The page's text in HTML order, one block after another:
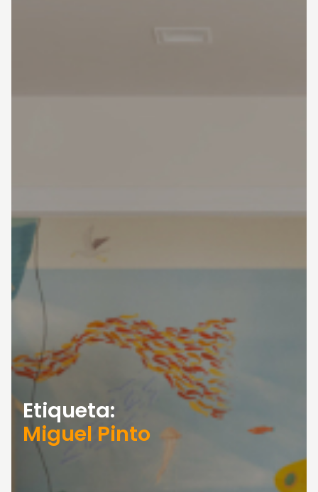
Etiqueta:
Miguel Pinto